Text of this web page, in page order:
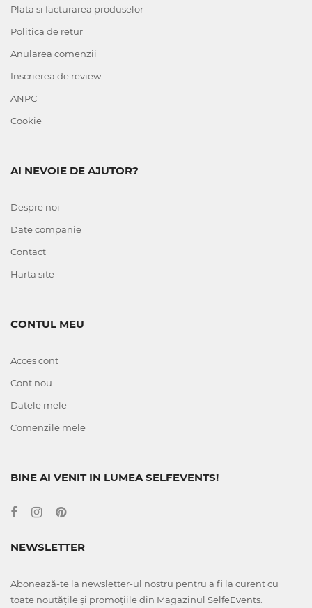
Plata si facturarea produselor
Politica de retur
Anularea comenzii
Inscrierea de review
ANPC
Cookie
AI NEVOIE DE AJUTOR?
Despre noi
Date companie
Contact
Harta site
CONTUL MEU
Acces cont
Cont nou
Datele mele
Comenzile mele
BINE AI VENIT IN LUMEA SELFEVENTS!
NEWSLETTER
Abonează-te la newsletter-ul nostru pentru a fi la curent cu
toate noutățile și promoțiile din Magazinul SelfeEvents.